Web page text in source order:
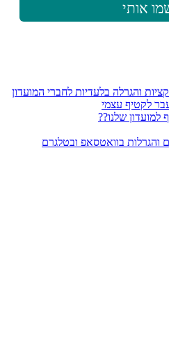
והגרלה בלעדיות לחברי המועדון
לקטיף עצמי
שלנו??
והגרלות בוואטסאפ ובטלגרם